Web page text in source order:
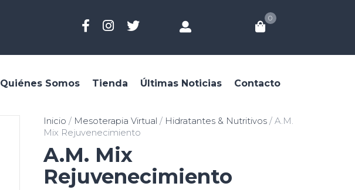
0
Quiénes Somos Tienda Últimas Noticias Contacto
Inicio / Mesoterapia Virtual / Hidratantes & Nutritivos/ A.M.
Mix Rejuvenecimiento
A.M. Mix
Rejuvenecimiento